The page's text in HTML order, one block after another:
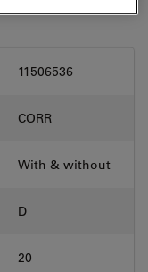
11506536
CORR
With & without
D
20